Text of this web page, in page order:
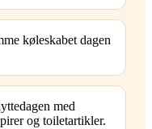
køleskabet dagen
med
og toiletartikler.